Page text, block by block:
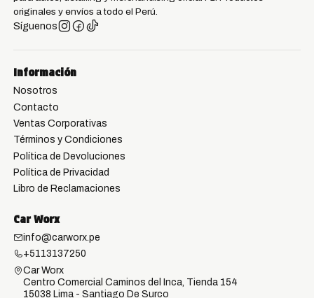
originales y envíos a todo el Perú.
Síguenos
Información
Nosotros
Contacto
Ventas Corporativas
Términos y Condiciones
Política de Devoluciones
Política de Privacidad
Libro de Reclamaciones
Car Worx
info@carworx.pe
+5113137250
Car Worx
Centro Comercial Caminos del Inca, Tienda 154
15038 Lima - Santiago De Surco